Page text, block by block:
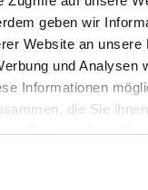
geben wir
Website an unsere
und Analysen
Informationen
die Sie
im Rahmen Ihrer